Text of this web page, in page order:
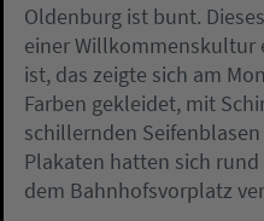
Oldenburg ist bunt.
einer Willkommenskultur
ist, das zeigte sich am
Farben gekleidet, mit
schillernden
Plakaten hatten sich
dem Bahnhofsvorplatz